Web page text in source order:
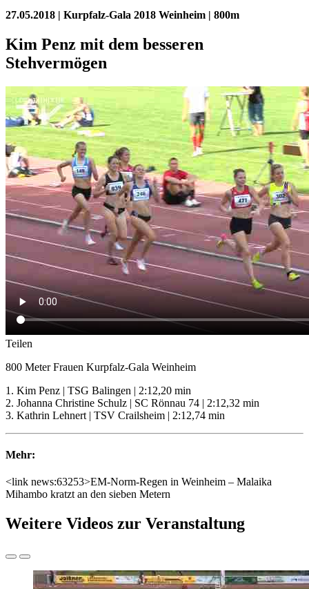
27.05.2018 | Kurpfalz-Gala 2018 Weinheim | 800m
Kim Penz mit dem besseren
Stehvermögen
Teilen
800 Meter Frauen Kurpfalz-Gala Weinheim
1. Kim Penz | TSG Balingen | 2:12,20 min
2. Johanna Christine Schulz | SC Rönnau 74 | 2:12,32 min
3. Kathrin Lehnert | TSV Crailsheim | 2:12,74 min
Mehr:
<link news:63253>EM-Norm-Regen in Weinheim – Malaika
Mihambo kratzt an den sieben Metern
Weitere Videos zur Veranstaltung